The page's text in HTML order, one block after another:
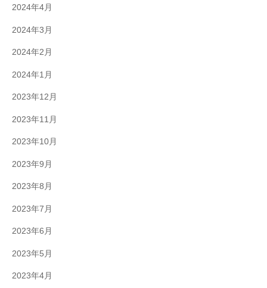
2024年4月
2024年3月
2024年2月
2024年1月
2023年12月
2023年11月
2023年10月
2023年9月
2023年8月
2023年7月
2023年6月
2023年5月
2023年4月